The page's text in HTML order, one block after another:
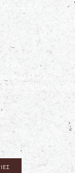
ίνες 0,4%,
mg,
15 mg,
mg, Ιώδιο (άνυδρο